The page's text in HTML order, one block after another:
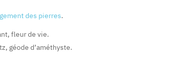
des pierres.
fleur de vie.
géode d’améthyste.